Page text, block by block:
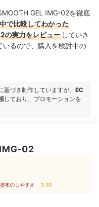
GEL IMG-02を徹底
で比較してわかった
の実力をレビュー していき
いるので、購入を検討中の
づき制作していますが、 EC
しており、プロモーションを
IMG-02
塗布のしやすさ 3.50